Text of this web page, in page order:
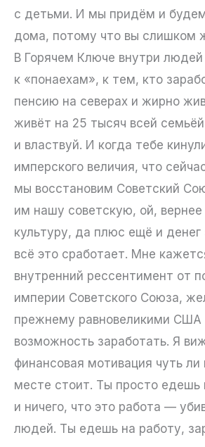
с детьми. И мы придём и
дома, потому что вы слишком
В Горячем Ключе внутри людей
к «понаехам», к тем, кто
пенсию на северах и жирно
живёт на 25 тысяч всей
и властвуй. И когда тебе
имперского величия, что
мы восстановим Советский
им нашу советскую, ой,
культуру, да плюс ещё и денег
всё это сработает. Мне
внутренний рессентимент от
империи Советского Союза,
прежнему равновеликими США
возможность заработать. Я
финансовая мотивация чуть ли
месте стоит. Ты просто едешь
и ничего, что это работа —
людей. Ты едешь на работу,